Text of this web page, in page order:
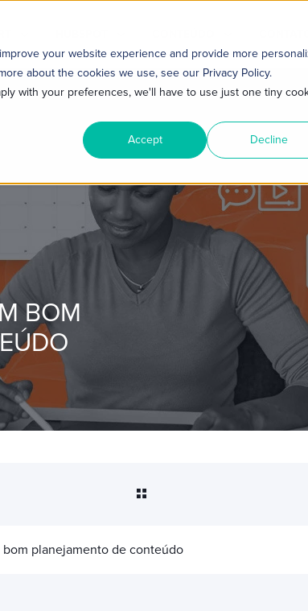
your website experience and provide more
about the cookies we use, see our Privacy Policy.
with your preferences, we'll have to use just one tiny
Accept Decline
BOM
planejamento de conteúdo